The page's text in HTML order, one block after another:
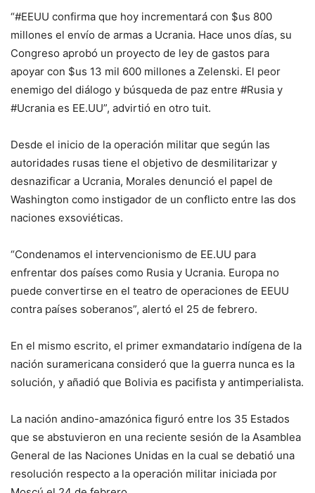
“#EEUU confirma que hoy incrementará con $us 800
millones el envío de armas a Ucrania. Hace unos días, su
Congreso aprobó un proyecto de ley de gastos para
apoyar con $us 13 mil 600 millones a Zelenski. El peor
enemigo del diálogo y búsqueda de paz entre #Rusia y
#Ucrania es EE.UU”, advirtió en otro tuit.
Desde el inicio de la operación militar que según las
autoridades rusas tiene el objetivo de desmilitarizar y
desnazificar a Ucrania, Morales denunció el papel de
Washington como instigador de un conflicto entre las dos
naciones exsoviéticas.
“Condenamos el intervencionismo de EE.UU para
enfrentar dos países como Rusia y Ucrania. Europa no
puede convertirse en el teatro de operaciones de EEUU
contra países soberanos”, alertó el 25 de febrero.
En el mismo escrito, el primer exmandatario indígena de la
nación suramericana consideró que la guerra nunca es la
solución, y añadió que Bolivia es pacifista y antimperialista.
La nación andino-amazónica figuró entre los 35 Estados
que se abstuvieron en una reciente sesión de la Asamblea
General de las Naciones Unidas en la cual se debatió una
resolución respecto a la operación militar iniciada por